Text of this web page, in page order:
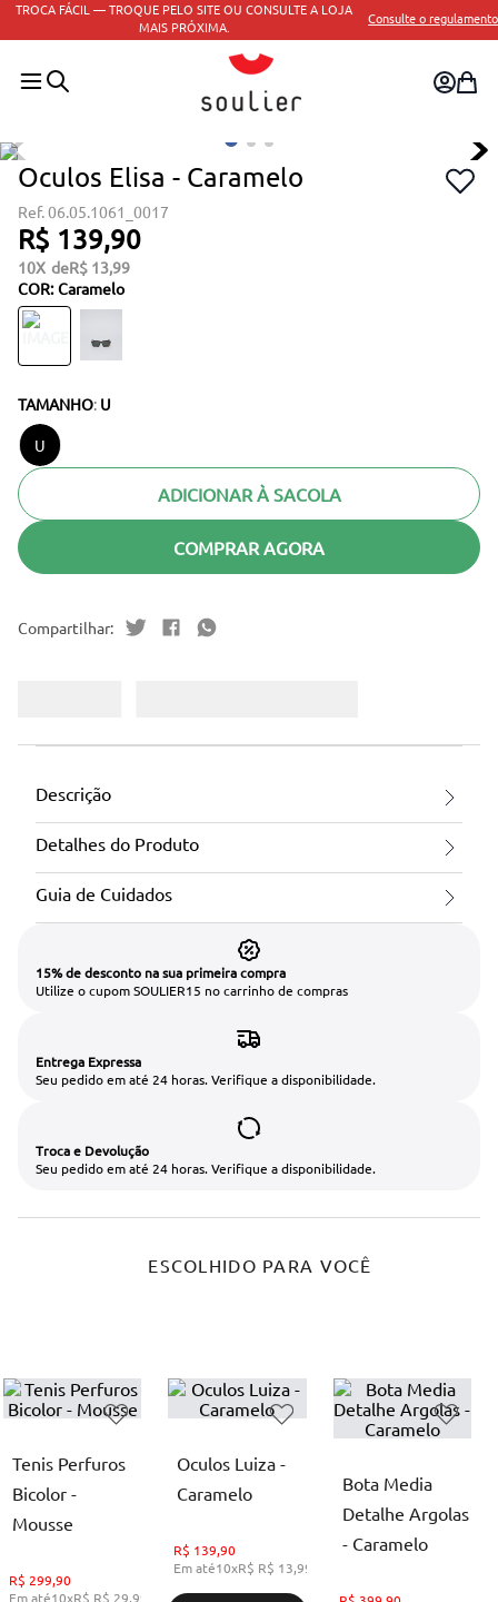
TROCA FÁCIL — TROQUE PELO SITE OU CONSULTE A LOJA
MAIS PRÓXIMA.
Consulte o regulamento
Oculos Elisa - Caramelo
06.05.1061_0017
R$ 139,90
10 R$ 13,99
COR: Caramelo
TAMANHO: U
U
ADICIONAR À SACOLA
COMPRAR AGORA
Descrição
Detalhes do Produto
Guia de Cuidados
15% de desconto na sua primeira compra
Utilize o cupom SOULIER15 no carrinho de compras
Entrega Expressa
Seu pedido em até 24 horas. Verifique a disponibilidade.
Troca e Devolução
Seu pedido em até 24 horas. Verifique a disponibilidade.
ESCOLHIDO PARA VOCÊ
Tenis Perfuros
Bicolor -
Mousse
R$ 299,90
Em até10xR$ R$ 29,99 sem juros
Oculos Luiza -
Caramelo
R$ 139,90
Em até10xR$ R$ 13,99
Bota Media
Detalhe Argolas
- Caramelo